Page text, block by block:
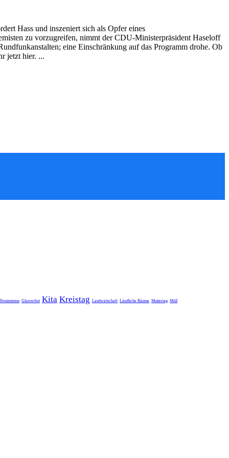
Hass und inszeniert sich als Opfer eines
zu vorzugreifen, nimmt der CDU-Ministerpräsident Haseloff
eine Einschränkung auf das Programm drohe. Ob
jetzt hier. ...
Feminismus Glasverbot Kita Kreistag Landwirtschaft Ländliche Räume Muttertag Müll